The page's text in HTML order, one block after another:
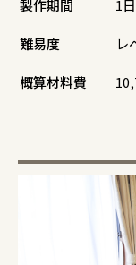
製作期間 1日
難易度 レ
概算材料費